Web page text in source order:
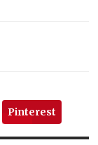
Pinterest